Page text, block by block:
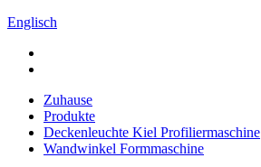
Englisch
Zuhause
Produkte
Deckenleuchte Kiel Profiliermaschine
Wandwinkel Formmaschine